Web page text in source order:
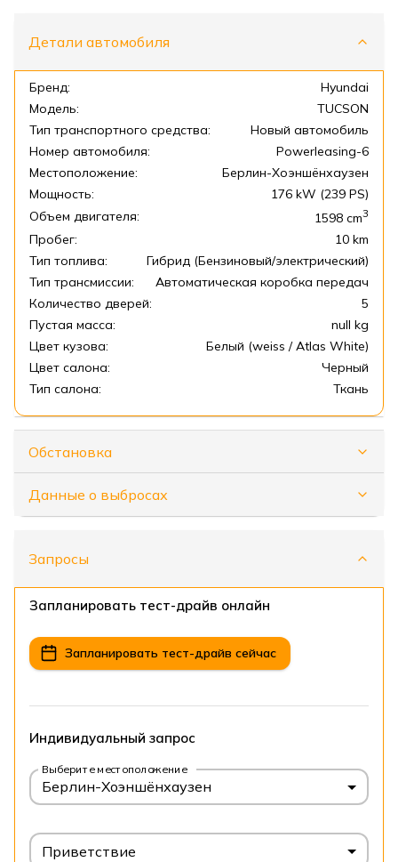
Детали автомобиля
Бренд:
Hyundai
Модель:
TUCSON
Тип транспортного средства:
Новый автомобиль
Номер автомобиля:
Powerleasing-6
Местоположение:
Берлин-Хоэншёнхаузен
Мощность:
176 kW (239 PS)
Объем двигателя:
1598 cm3
Пробег:
10 km
Тип топлива:
Гибрид (Бензиновый/электрический)
Тип трансмиссии:
Автоматическая коробка передач
Количество дверей:
5
Пустая масса:
null kg
Цвет кузова:
Белый (weiss / Atlas White)
Цвет салона:
Черный
Тип салона:
Ткань
Обстановка
Данные о выбросах
Запросы
Запланировать тест-драйв онлайн
Запланировать тест-драйв сейчас
Индивидуальный запрос
Выберите местоположение
Берлин-Хоэншёнхаузен
Приветствие